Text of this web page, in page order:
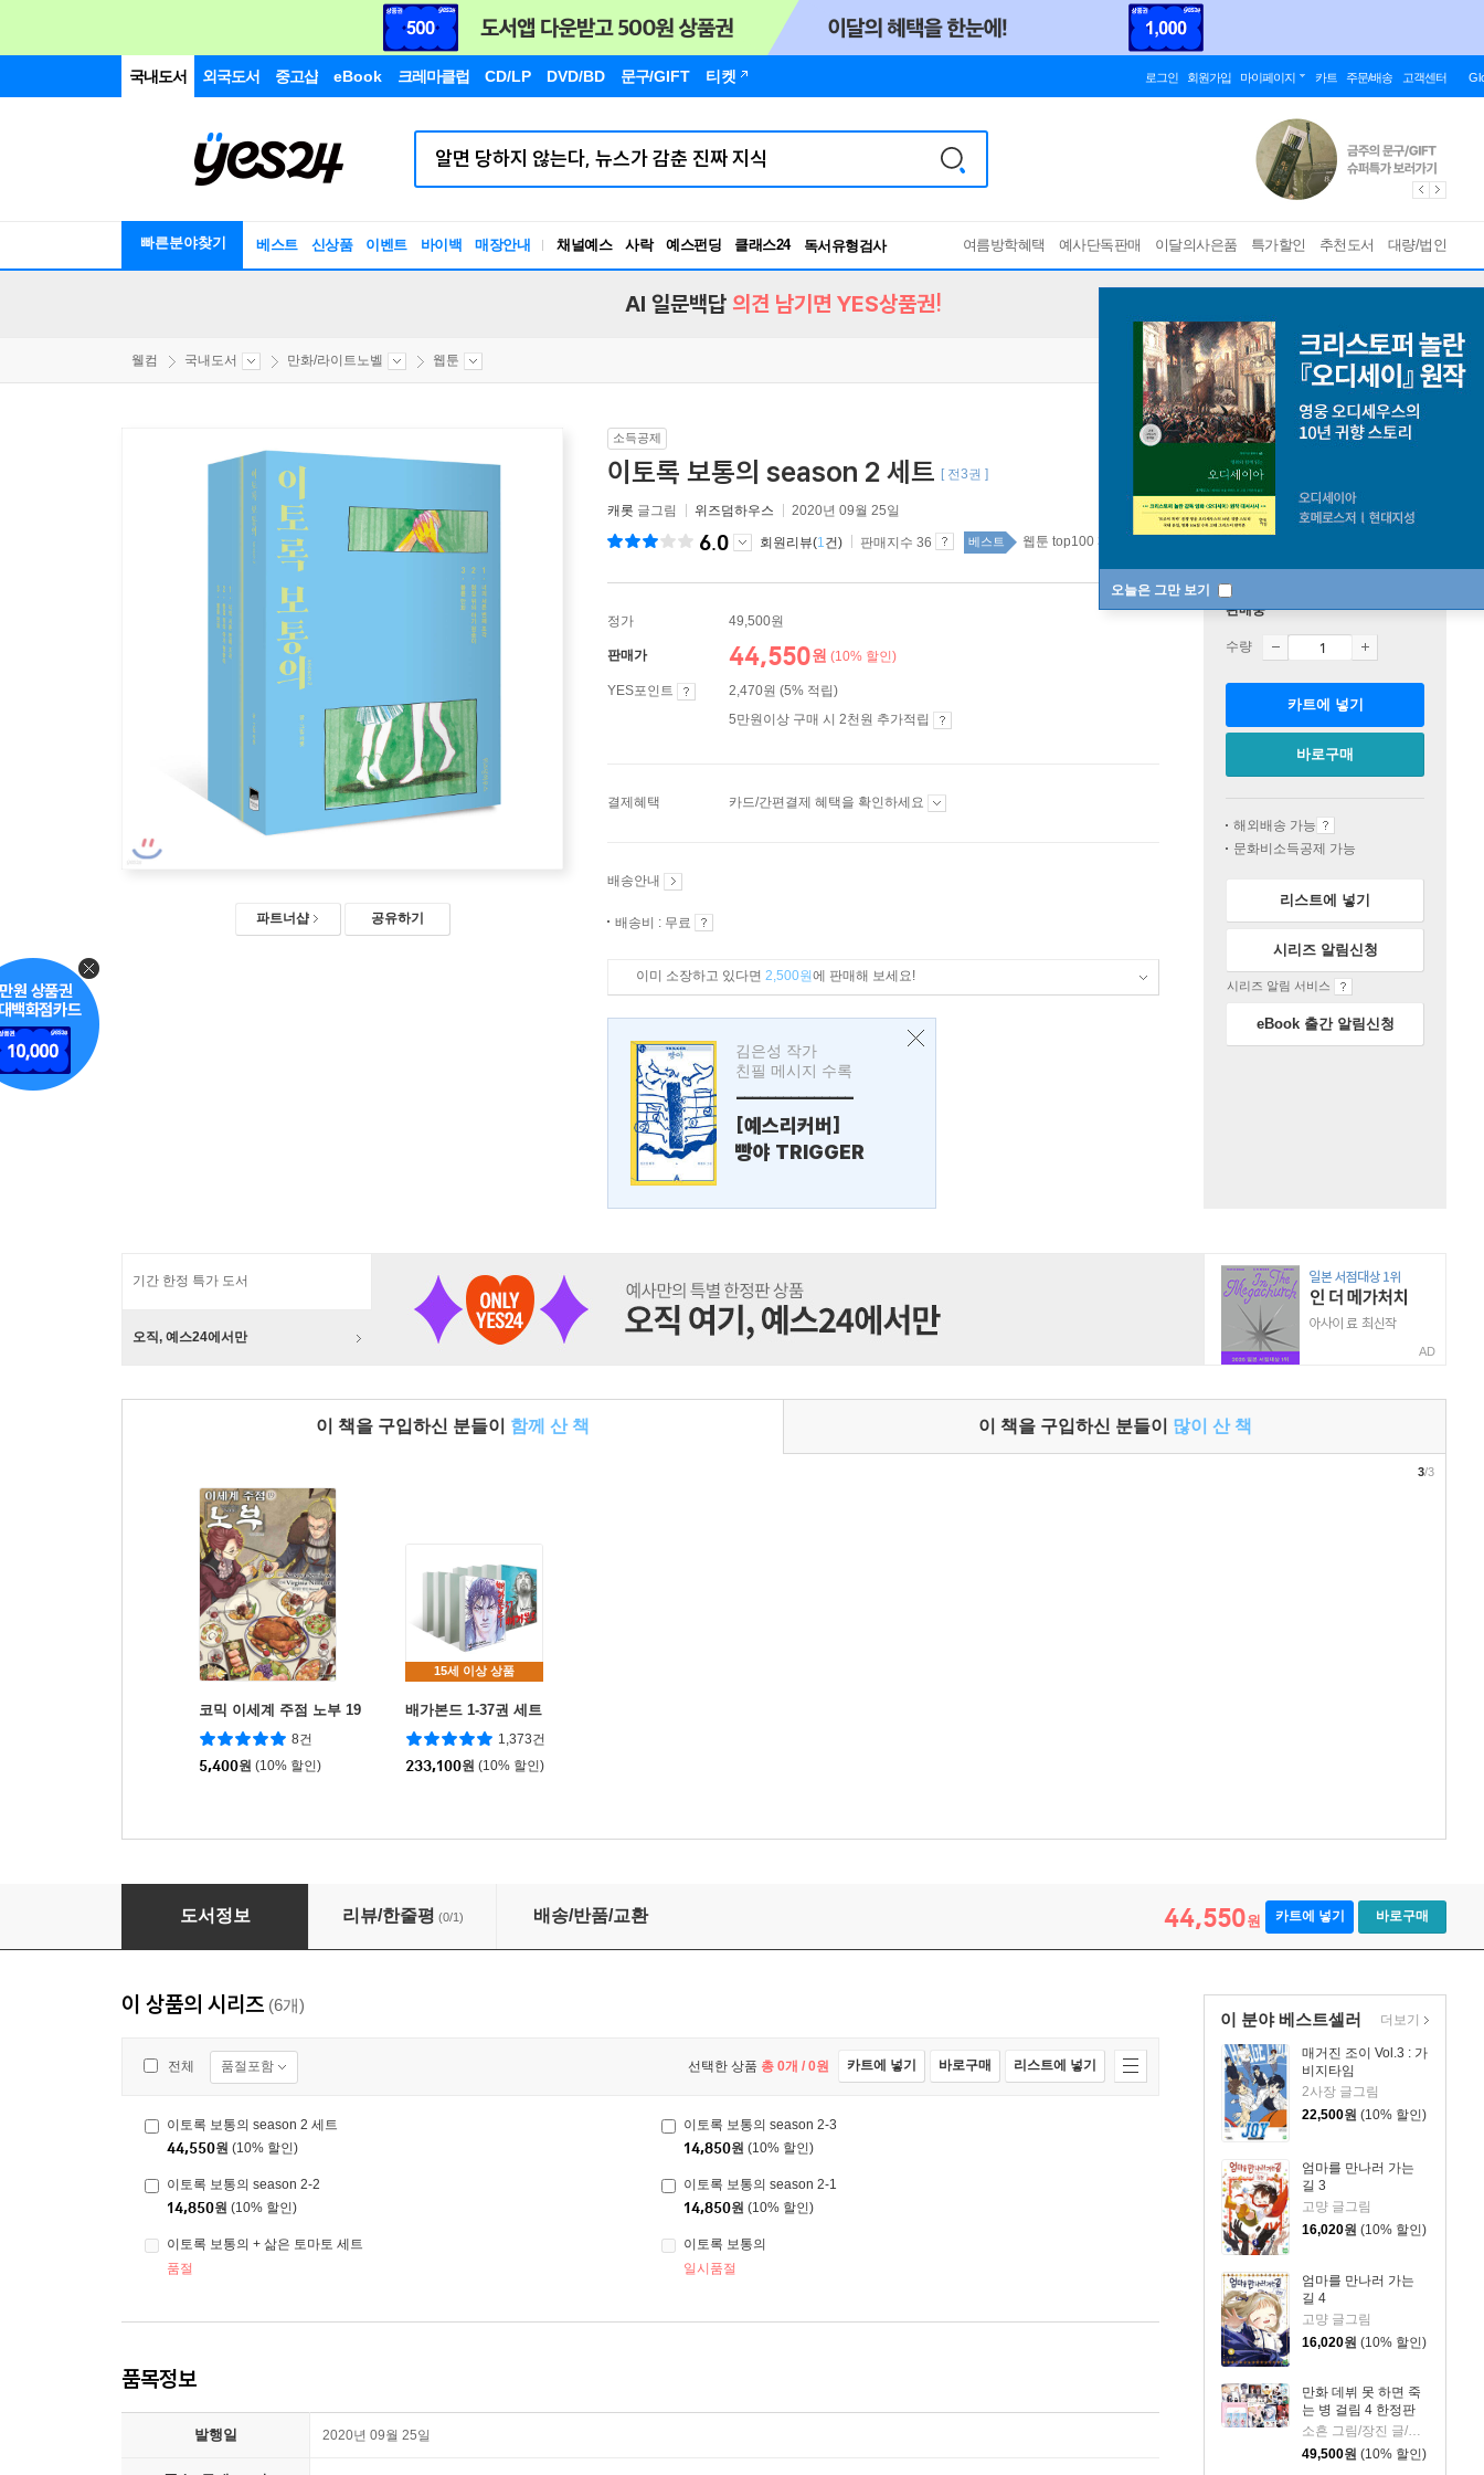
국내도서 외국도서 중고샵 eBook 크레마클럽 CD/LP DVD/BD 문구/GIFT 티켓 로그인 회원가입 마이페이지 카트 주문/배송 고객센터
빠른분야찾기 베스트 신상품 이벤트 바이백 매장안내 채널예스 사락 예스펀딩 클래스24
독서유형검사
RBTI Lab
여름방학혜택 예사단독판매 이달의사은품 특가할인 추천도서 대량/법인
오늘은 그만 보기
AI 일문백답 의견 남기면 YES상품권!
웰컴 국내도서 만화/라이트노벨 웹툰
파트너샵 공유하기
소득공제
이토록 보통의 season 2 세트 [ 전3권 ]
캐롯 글그림 위즈덤하우스 2020년 09월 25일
6.0 회원리뷰(1건) 판매지수 36 베스트 웹툰 top100 3주
정가 49,500원
판매가 44,550원 (10% 할인)
YES포인트
2,470원 (5% 적립)
5만원이상 구매 시 2천원 추가적립
결제혜택 카드/간편결제 혜택을 확인하세요
배송안내
배송비 : 무료
이미 소장하고 있다면 2,500원에 판매해 보세요!
김은성 작가
친필 메시지 수록
---------------
[예스리커버]
빵야 TRIGGER
판매중
수량
카트에 넣기
바로구매
해외배송 가능
문화비소득공제 가능
리스트에 넣기
시리즈 알림신청
시리즈 알림 서비스
eBook 출간 알림신청
기간 한정 특가 도서
오직, 예스24에서만
AD
이 책을 구입하신 분들이 함께 산 책 이 책을 구입하신 분들이 많이 산 책
코믹 이세계 주점 노부 19
8건
5,400원 (10% 할인)
15세 이상 상품
배가본드 1-37권 세트
1,373건
233,100원 (10% 할인)
3/3
이토록 보통의 season 2 세트
도서정보 리뷰/한줄평 (0/1) 배송/반품/교환 44,550원 카트에 넣기 바로구매
이 분야 베스트셀러
매거진 조이 Vol.3 : 가
비지타임
2사장 글그림
22,500원 (10% 할인)
엄마를 만나러 가는
길 3
고먕 글그림
16,020원 (10% 할인)
엄마를 만나러 가는
길 4
고먕 글그림
16,020원 (10% 할인)
만화 데뷔 못 하면 죽
는 병 걸림 4 한정판
소흔 그림/장진 글/백덕수 원저
49,500원 (10% 할인)
더보기
이 상품의 시리즈 (6개)
전체 품절포함 선택한 상품 총 0개 / 0원 카트에 넣기 바로구매 리스트에 넣기
이토록 보통의 season 2 세트
44,550원 (10% 할인)
이토록 보통의 season 2-3
14,850원 (10% 할인)
이토록 보통의 season 2-2
14,850원 (10% 할인)
이토록 보통의 season 2-1
14,850원 (10% 할인)
이토록 보통의 + 삶은 토마토 세트
품절
이토록 보통의
일시품절
품목정보
발행일 2020년 09월 25일